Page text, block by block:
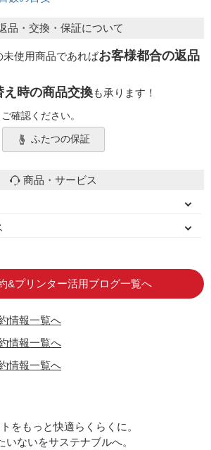
品・交換・保証について
未使用商品であればお客様都合の返品
え時の商品交換も承ります！
確認ください。
ふたつの保証
商品・サービス
リッジ
リッジ
ジ
&プリンター活用ブログ一覧へ
情報一覧へ
情報一覧へ
情報一覧へ
をもっと快適らくらくに。
いないをサステナブルへ。